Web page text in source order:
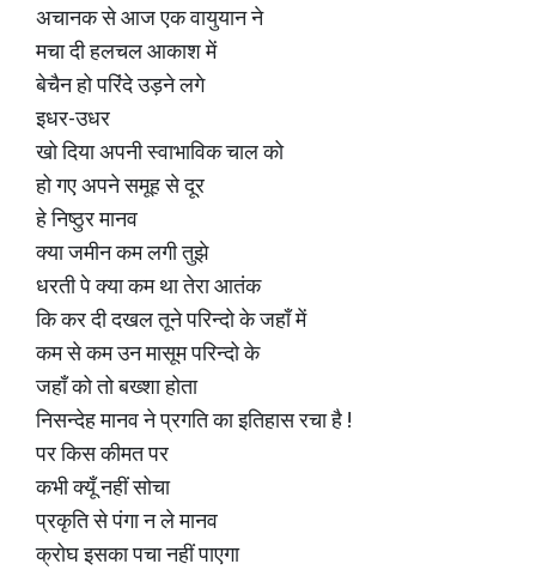
अचानक से आज एक वायुयान ने
मचा दी हलचल आकाश में
बेचैन हो परिंदे उड़ने लगे
इधर-उधर
खो दिया अपनी स्वाभाविक चाल को
हो गए अपने समूह से दूर
हे निष्ठुर मानव
क्या जमीन कम लगी तुझे
धरती पे क्या कम था तेरा आतंक
कि कर दी दखल तूने परिन्दो के जहाँ में
कम से कम उन मासूम परिन्दो के
जहाँ को तो बख्शा होता
निसन्देह मानव ने प्रगति का इतिहास रचा है !
पर किस कीमत पर
कभी क्यूँ नहीं सोचा
प्रकृति से पंगा न ले मानव
क्रोघ इसका पचा नहीं पाएगा